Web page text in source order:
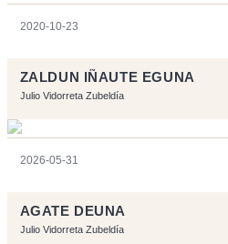
2020-10-23
ZALDUN IÑAUTE EGUNA
Julio Vidorreta Zubeldía
2026-05-31
AGATE DEUNA
Julio Vidorreta Zubeldía